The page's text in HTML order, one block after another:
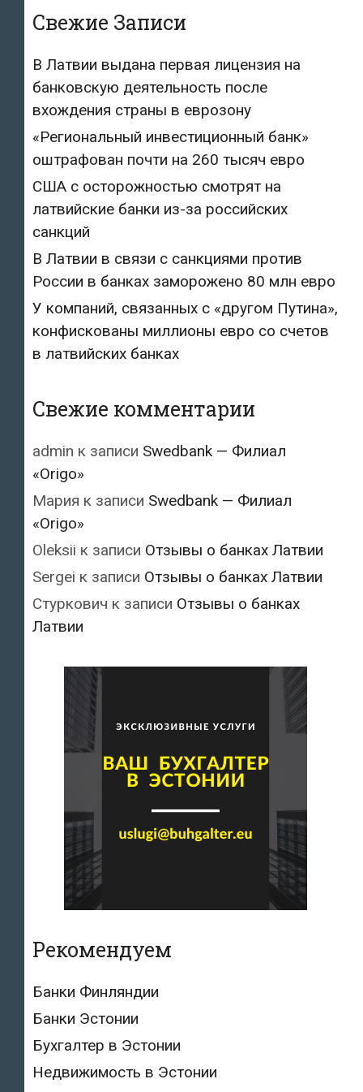
Свежие Записи
В Латвии выдана первая лицензия на
банковскую деятельность после
вхождения страны в еврозону
«Региональный инвестиционный банк»
оштрафован почти на 260 тысяч евро
США с осторожностью смотрят на
латвийские банки из-за российских
санкций
В Латвии в связи с санкциями против
России в банках заморожено 80 млн евро
У компаний, связанных с «другом Путина»,
конфискованы миллионы евро со счетов
в латвийских банках
Свежие комментарии
admin к записи Swedbank — Филиал
«Origo»
Мария к записи Swedbank — Филиал
«Origo»
Oleksii к записи Отзывы о банках Латвии
Sergei к записи Отзывы о банках Латвии
Стуркович к записи Отзывы о банках
Латвии
Рекомендуем
Банки Финляндии
Банки Эстонии
Бухгалтер в Эстонии
Недвижимость в Эстонии